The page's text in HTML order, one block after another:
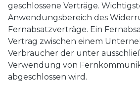
geschlossene Verträge.
Anwendungsbereich des
Fernabsatzverträge. Ein
Vertrag zwischen einem
Verbraucher der unter
Verwendung von
abgeschlossen wird.